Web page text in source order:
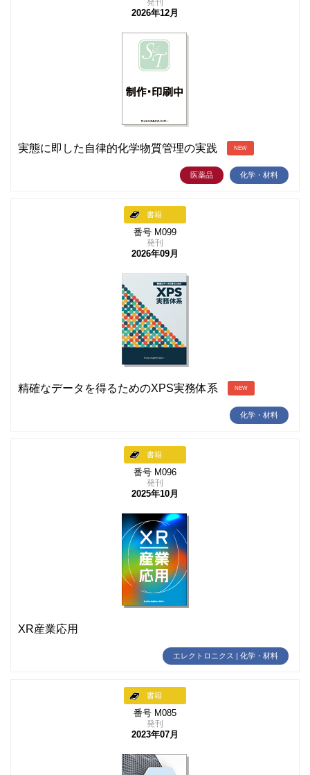
発刊
2026年12月
実態に即した自律的化学物質管理の実践 NEW
医薬品 化学・材料
書籍
番号 M099
発刊
2026年09月
精確なデータを得るためのXPS実務体系 NEW
化学・材料
書籍
番号 M096
発刊
2025年10月
XR産業応用
エレクトロニクス | 化学・材料
書籍
番号 M085
発刊
2023年07月